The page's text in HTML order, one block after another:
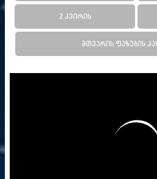
2 კვირის
მთვარის ფაზების